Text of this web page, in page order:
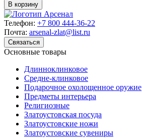
В корзину
Телефон: +7 800 444-36-22
Почта: arsenal-zlat@list.ru
Связаться
Основные товары
Длинноклинковое
Средне-клинковое
Подарочное охолощенное оружие
Предметы интерьера
Религиозные
Златоустовская посуда
Златоустовские ножи
Златоустовские сувениры